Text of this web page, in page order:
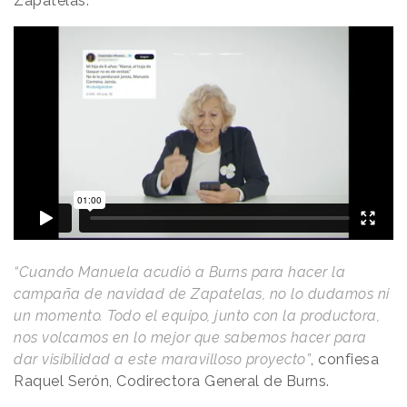
“Cuando Manuela acudió a Burns para hacer la
campaña de navidad de Zapatelas, no lo dudamos ni
un momento. Todo el equipo, junto con la productora,
nos volcamos en lo mejor que sabemos hacer para
dar visibilidad a este maravilloso proyecto”, confiesa
Raquel Serón, Codirectora General de Burns.